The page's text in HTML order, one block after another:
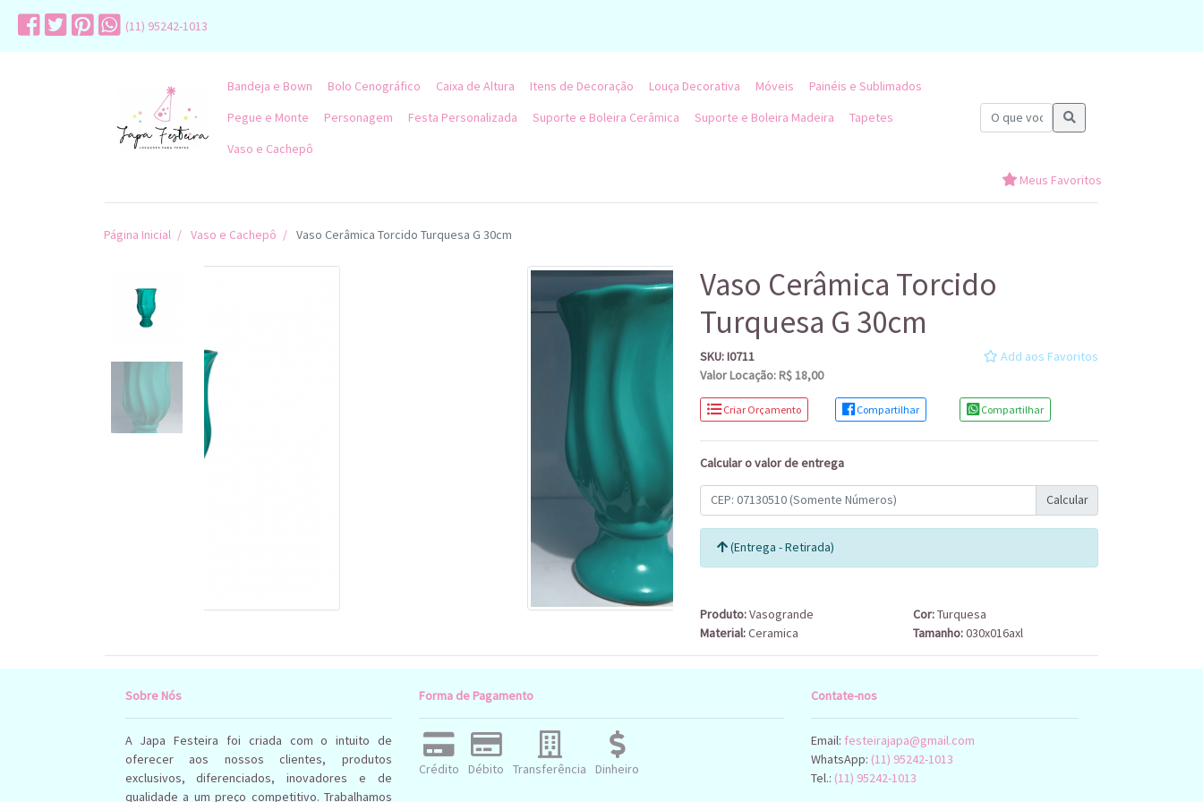
(11) 95242-1013
Bandeja e Bown Bolo Cenográfico Caixa de Altura Itens de Decoração Louça Decorativa Móveis
Painéis e Sublimados
Pegue e Monte
Personagem Festa Personalizada Suporte e Boleira Cerâmica Suporte e Boleira Madeira
Tapetes
Vaso e Cachepô
Meus Favoritos
Página Inicial Vaso e Cachepô Vaso Cerâmica Torcido Turquesa G 30cm
Vaso Cerâmica Torcido
Turquesa G 30cm
SKU: I0711
Valor Locação: R$ 18,00
Add aos Favoritos
Criar Orçamento Compartilhar Compartilhar
Calcular o valor de entrega
Calcular
(Entrega - Retirada)
Produto:Vasogrande
Material:Ceramica
Cor:Turquesa
Tamanho:030x016axl
Sobre Nós
A Japa Festeira foi criada com o intuito de
oferecer aos nossos clientes, produtos
exclusivos, diferenciados, inovadores e de
qualidade a um preço competitivo. Trabalhamos
Forma de Pagamento
Crédito Débito Transferência Dinheiro
Contate-nos
Email: festeirajapa@gmail.com
WhatsApp: (11) 95242-1013
Tel.: (11) 95242-1013